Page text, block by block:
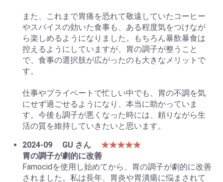
また、これまで胃痛を恐れて敬遠していたコーヒー
やスパイスの効いた食事も、ある程度気をつけなが
ら楽しめるようになりました。もちろん暴飲暴食は
控えるようにしていますが、胃の調子が整うこと
で、食事の選択肢が広がったのも大きなメリットで
す。
仕事やプライベートで忙しい中でも、胃の不調を気
にせず過ごせるようになり、本当に助かっていま
す。今後も調子が悪くなった時には、頼りながら生
活の質を維持していきたいと思います。
2024-09
GU さん
★★★★★
胃の調子が劇的に改善
Famocidを使用し始めてから、胃の調子が劇的に改善
されました。私は長年、胃炎や胃潰瘍に悩まされて